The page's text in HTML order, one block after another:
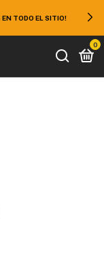
EN TODO EL SITIO!
0